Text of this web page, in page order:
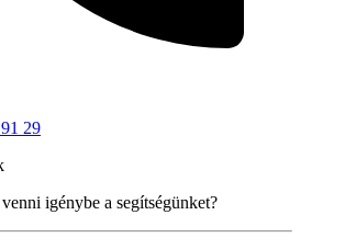
29
igénybe a segítségünket?